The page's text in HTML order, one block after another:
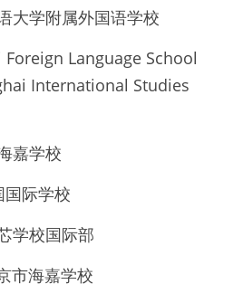
大学附属外国语学校
Foreign Language School
International Studies
嘉学校
际学校
学校国际部
市海嘉学校